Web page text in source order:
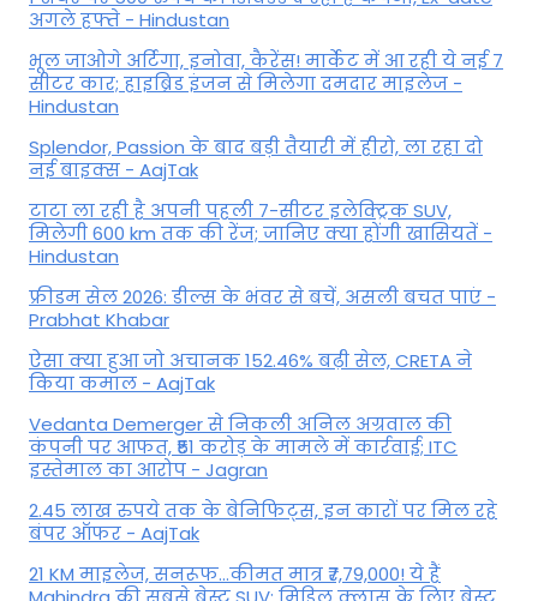
अगले हफ्ते - Hindustan
भूल जाओगे अर्टिगा, इनोवा, कैरेंस! मार्केट में आ रही ये नई 7
सीटर कार; हाइब्रिड इंजन से मिलेगा दमदार माइलेज -
Hindustan
Splendor, Passion के बाद बड़ी तैयारी में हीरो, ला रहा दो
नई बाइक्स - AajTak
टाटा ला रही है अपनी पहली 7-सीटर इलेक्ट्रिक SUV,
मिलेगी 600 km तक की रेंज; जानिए क्या होंगी खासियतें -
Hindustan
फ्रीडम सेल 2026: डील्स के भंवर से बचें, असली बचत पाएं -
Prabhat Khabar
ऐसा क्या हुआ जो अचानक 152.46% बढ़ी सेल, CRETA ने
किया कमाल - AajTak
Vedanta Demerger से निकली अनिल अग्रवाल की
कंपनी पर आफत, ₹51 करोड़ के मामले में कार्रवाई; ITC
इस्तेमाल का आरोप - Jagran
2.45 लाख रुपये तक के बेनिफिट्स, इन कारों पर मिल रहे
बंपर ऑफर - AajTak
21 KM माइलेज, सनरूफ...कीमत मात्र ₹7,79,000! ये हैं